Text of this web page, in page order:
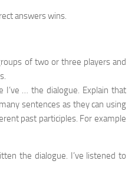
answers wins.
of two or three players and
I’ve … the dialogue. Explain that
sentences as they can using
past participles. For example
the dialogue. I’ve listened to